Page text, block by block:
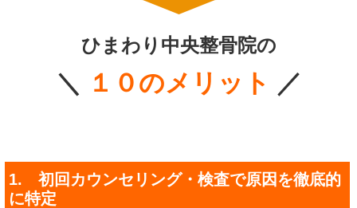
ひまわり中央整骨院の
＼ １０のメリット ／
1. 初回カウンセリング・検査で原因を徹底的
に特定